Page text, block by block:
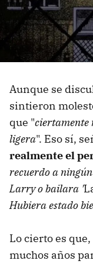
Aunque se
sintieron
que "ciertamente
ligera". Eso sí,
realmente el
recuerdo a
Larry o bailara '
Hubiera estado
Lo cierto es
muchos años